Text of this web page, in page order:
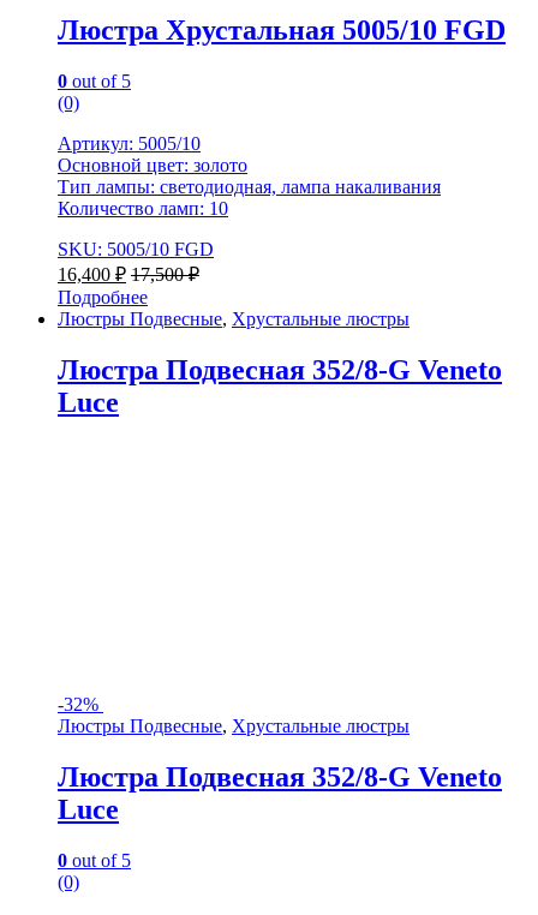
Люстра Хрустальная 5005/10 FGD
0 out of 5
(0)
Артикул: 5005/10
Основной цвет: золото
Тип лампы: светодиодная, лампа накаливания
Количество ламп: 10
SKU: 5005/10 FGD
16,400 ₽ 17,500₽
Подробнее
Люстры Подвесные, Хрустальные люстры
Люстра Подвесная 352/8-G Veneto
Luce
-32%
Люстры Подвесные, Хрустальные люстры
Люстра Подвесная 352/8-G Veneto
Luce
0 out of 5
(0)